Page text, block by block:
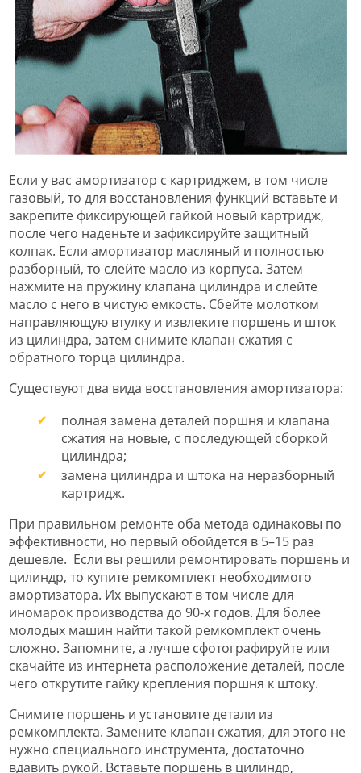
Если у вас амортизатор с картриджем, в том числе
газовый, то для восстановления функций вставьте и
закрепите фиксирующей гайкой новый картридж,
после чего наденьте и зафиксируйте защитный
колпак. Если амортизатор масляный и полностью
разборный, то слейте масло из корпуса. Затем
нажмите на пружину клапана цилиндра и слейте
масло с него в чистую емкость. Сбейте молотком
направляющую втулку и извлеките поршень и шток
из цилиндра, затем снимите клапан сжатия с
обратного торца цилиндра.
Существуют два вида восстановления амортизатора:
полная замена деталей поршня и клапана
сжатия на новые, с последующей сборкой
цилиндра;
замена цилиндра и штока на неразборный
картридж.
При правильном ремонте оба метода одинаковы по
эффективности, но первый обойдется в 5–15 раз
дешевле. Если вы решили ремонтировать поршень и
цилиндр, то купите ремкомплект необходимого
амортизатора. Их выпускают в том числе для
иномарок производства до 90-х годов. Для более
молодых машин найти такой ремкомплект очень
сложно. Запомните, а лучше сфотографируйте или
скачайте из интернета расположение деталей, после
чего открутите гайку крепления поршня к штоку.
Снимите поршень и установите детали из
ремкомплекта. Замените клапан сжатия, для этого не
нужно специального инструмента, достаточно
вдавить рукой. Вставьте поршень в цилиндр,